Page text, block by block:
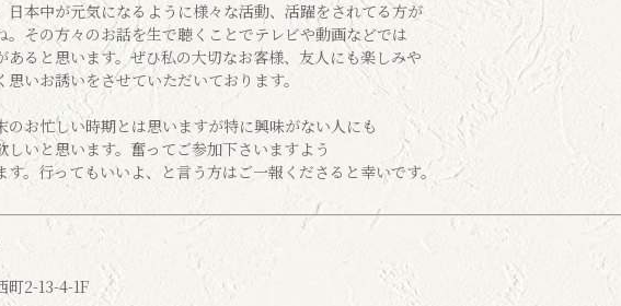
日本中が元気になるように様々な活動、活躍をされてる方が
。その方々のお話を生で聴くことでテレビや動画などでは
あると思います。ぜひ私の大切なお客様、友人にも楽しみや
いお誘いをさせていただいております。
のお忙しい時期とは思いますが特に興味がない人にも
しいと思います。奮ってご参加下さいますよう
す。行ってもいいよ、と言う方はご一報くださると幸いです。
町2-13-4-1F